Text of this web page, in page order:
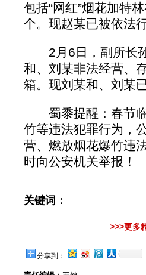
包括“网红”烟花加特
个。现赵某已被依法
2月6日，副所长孙
和、刘某非法经营、
箱。现刘某和、刘某
蜀黍提醒：春节临
竹等违法犯罪行为，
营、燃放烟花爆竹违
时向公安机关举报！
关键词：
>>>更多
分享到：